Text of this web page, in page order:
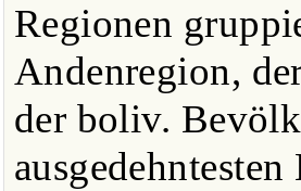
Regionen
Andenregion,
der boliv.